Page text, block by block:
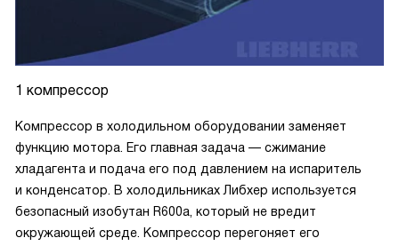
1 компрессор
Компрессор в холодильном оборудовании заменяет
функцию мотора. Его главная задача — сжимание
хладагента и подача его под давлением на испаритель
и конденсатор. В холодильниках Либхер используется
безопасный изобутан R600a, который не вредит
окружающей среде. Компрессор перегоняет его